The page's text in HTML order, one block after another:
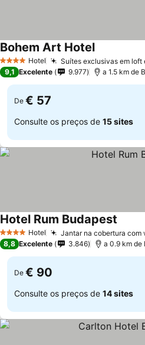
4 EstrelasHotel Suítes exclusivas em loft
Bohem Art Hotel
9,1 Excelente 9.977 a 1.5 km de
De € 57
Consulte os preços de 15 sites
4 EstrelasHotel Jantar na cobertura com
Hotel Rum Budapest
8,8 Excelente 3.846 a 0.9 km de
De € 90
Consulte os preços de 14 sites